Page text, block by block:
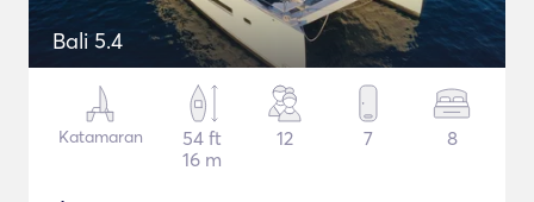
Bali 5.4
Katamaran
54 ft
16 m
12 7 8